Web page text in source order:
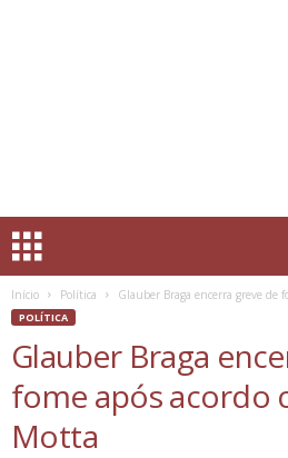
Início Política Glauber Braga encerra greve de
POLÍTICA
Glauber Braga
fome após acordo
Motta